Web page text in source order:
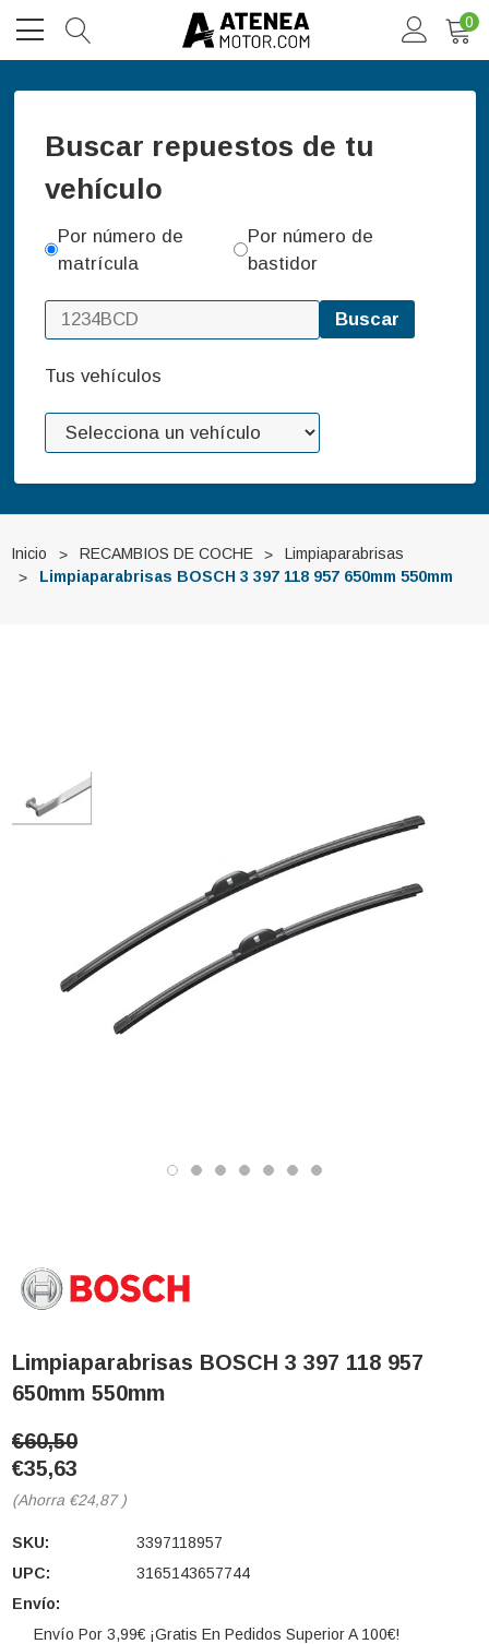
0
Buscar repuestos de tu
vehículo
Por número de
matrícula
Por número de
bastidor
Buscar
Tus vehículos
Inicio RECAMBIOS DE COCHE
Limpiaparabrisas
Limpiaparabrisas BOSCH 3 397 118 957 650mm 550mm
Limpiaparabrisas BOSCH 3 397 118 957
650mm 550mm
€60,50
€35,63
(Ahorra €24,87 )
SKU:
3397118957
UPC:
3165143657744
Envío:
Envío Por 3,99€ ¡Gratis En Pedidos Superior A 100€!